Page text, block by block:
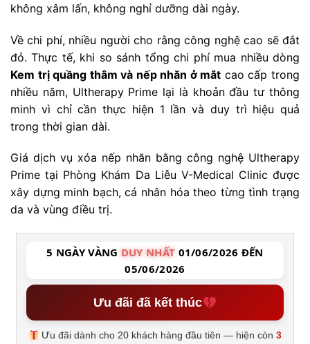
không xâm lấn, không nghỉ dưỡng dài ngày.
Về chi phí, nhiều người cho rằng công nghệ cao sẽ đắt
đỏ. Thực tế, khi so sánh tổng chi phí mua nhiều dòng
Kem trị quầng thâm và nếp nhăn ở mắt cao cấp trong
nhiều năm, Ultherapy Prime lại là khoản đầu tư thông
minh vì chỉ cần thực hiện 1 lần và duy trì hiệu quả
trong thời gian dài.
Giá dịch vụ xóa nếp nhăn bằng công nghệ Ultherapy
Prime tại Phòng Khám Da Liễu V-Medical Clinic được
xây dựng minh bạch, cá nhân hóa theo từng tình trạng
da và vùng điều trị.
5 NGÀY VÀNG DUY NHẤT 01/06/2026 ĐẾN
05/06/2026
Ưu đãi đã kết thúc
Ưu đãi dành cho 20 khách hàng đầu tiên — hiện còn3